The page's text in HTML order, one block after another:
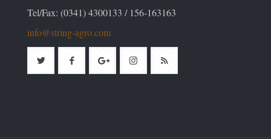
Tel/Fax: (0341) 4300133 / 156-163163
info@string-agro.com